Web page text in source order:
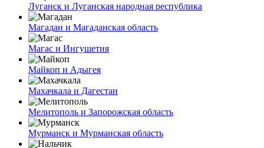
Луганск и Луганская народная республика
Магадан и Магаданская область
Магас и Ингушетия
Майкоп и Адыгея
Махачкала и Дагестан
Мелитополь и Запорожская область
Мурманск и Мурманская область